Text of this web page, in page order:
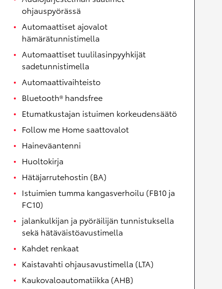
ohjauspyörässä
Automaattiset ajovalot
hämärätunnistimella
Automaattiset tuulilasinpyyhkijät
sadetunnistimella
Automaattivaihteisto
Bluetooth® handsfree
Etumatkustajan istuimen korkeudensäätö
Follow me Home saattovalot
Haineväantenni
Huoltokirja
Hätäjarrutehostin (BA)
Istuimien tumma kangasverhoilu (FB10 ja
FC10)
jalankulkijan ja pyöräilijän tunnistuksella
sekä hätäväistöavustimella
Kahdet renkaat
Kaistavahti ohjausavustimella (LTA)
Kaukovaloautomatiikka (AHB)